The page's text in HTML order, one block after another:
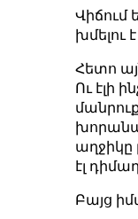
Վիճում
խմելու
Հետո
Ու էլի
աղջիկը
էլ
Բայց